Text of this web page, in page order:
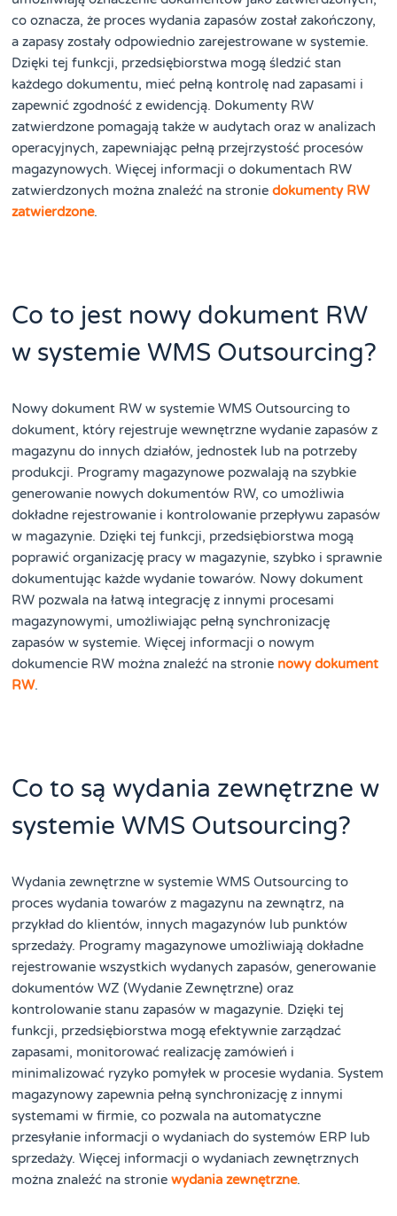
co oznacza, że proces wydania zapasów został zakończony,
a zapasy zostały odpowiednio zarejestrowane w systemie.
Dzięki tej funkcji, przedsiębiorstwa mogą śledzić stan
każdego dokumentu, mieć pełną kontrolę nad zapasami i
zapewnić zgodność z ewidencją. Dokumenty RW
zatwierdzone pomagają także w audytach oraz w analizach
operacyjnych, zapewniając pełną przejrzystość procesów
magazynowych. Więcej informacji o dokumentach RW
zatwierdzonych można znaleźć na stroniedokumenty RW
zatwierdzone.
Co to jest nowy dokument RW
w systemie WMS Outsourcing?
Nowy dokument RW w systemie WMS Outsourcing to
dokument, który rejestruje wewnętrzne wydanie zapasów z
magazynu do innych działów, jednostek lub na potrzeby
produkcji. Programy magazynowe pozwalają na szybkie
generowanie nowych dokumentów RW, co umożliwia
dokładne rejestrowanie i kontrolowanie przepływu zapasów
w magazynie. Dzięki tej funkcji, przedsiębiorstwa mogą
poprawić organizację pracy w magazynie, szybko i sprawnie
dokumentując każde wydanie towarów. Nowy dokument
RW pozwala na łatwą integrację z innymi procesami
magazynowymi, umożliwiając pełną synchronizację
zapasów w systemie. Więcej informacji o nowym
dokumencie RW można znaleźć na stronie nowy dokument
RW.
Co to są wydania zewnętrzne w
systemie WMS Outsourcing?
Wydania zewnętrzne w systemie WMS Outsourcing to
proces wydania towarów z magazynu na zewnątrz, na
przykład do klientów, innych magazynów lub punktów
sprzedaży. Programy magazynowe umożliwiają dokładne
rejestrowanie wszystkich wydanych zapasów, generowanie
dokumentów WZ (Wydanie Zewnętrzne) oraz
kontrolowanie stanu zapasów w magazynie. Dzięki tej
funkcji, przedsiębiorstwa mogą efektywnie zarządzać
zapasami, monitorować realizację zamówień i
minimalizować ryzyko pomyłek w procesie wydania. System
magazynowy zapewnia pełną synchronizację z innymi
systemami w firmie, co pozwala na automatyczne
przesyłanie informacji o wydaniach do systemów ERP lub
sprzedaży. Więcej informacji o wydaniach zewnętrznych
można znaleźć na stroniewydania zewnętrzne.